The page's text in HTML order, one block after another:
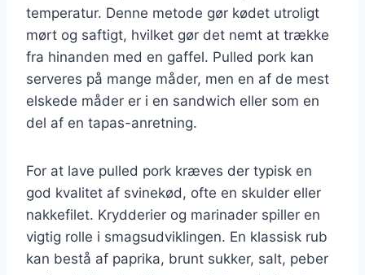
temperatur. Denne metode gør kødet utroligt
mørt og saftigt, hvilket gør det nemt at trække
fra hinanden med en gaffel. Pulled pork kan
serveres på mange måder, men en af de mest
elskede måder er i en sandwich eller som en
del af en tapas-anretning.
For at lave pulled pork kræves der typisk en
god kvalitet af svinekød, ofte en skulder eller
nakkefilet. Krydderier og marinader spiller en
vigtig rolle i smagsudviklingen. En klassisk rub
kan bestå af paprika, brunt sukker, salt, peber